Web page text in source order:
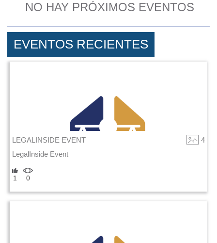
NO HAY PRÓXIMOS EVENTOS
EVENTOS RECIENTES
LEGALINSIDE EVENT
4
LegalInside Event
1 0